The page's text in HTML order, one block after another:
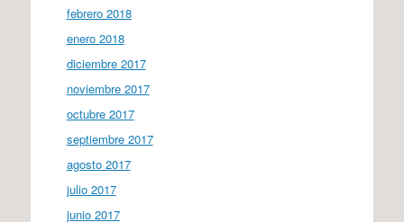
febrero 2018
enero 2018
diciembre 2017
noviembre 2017
octubre 2017
septiembre 2017
agosto 2017
julio 2017
junio 2017